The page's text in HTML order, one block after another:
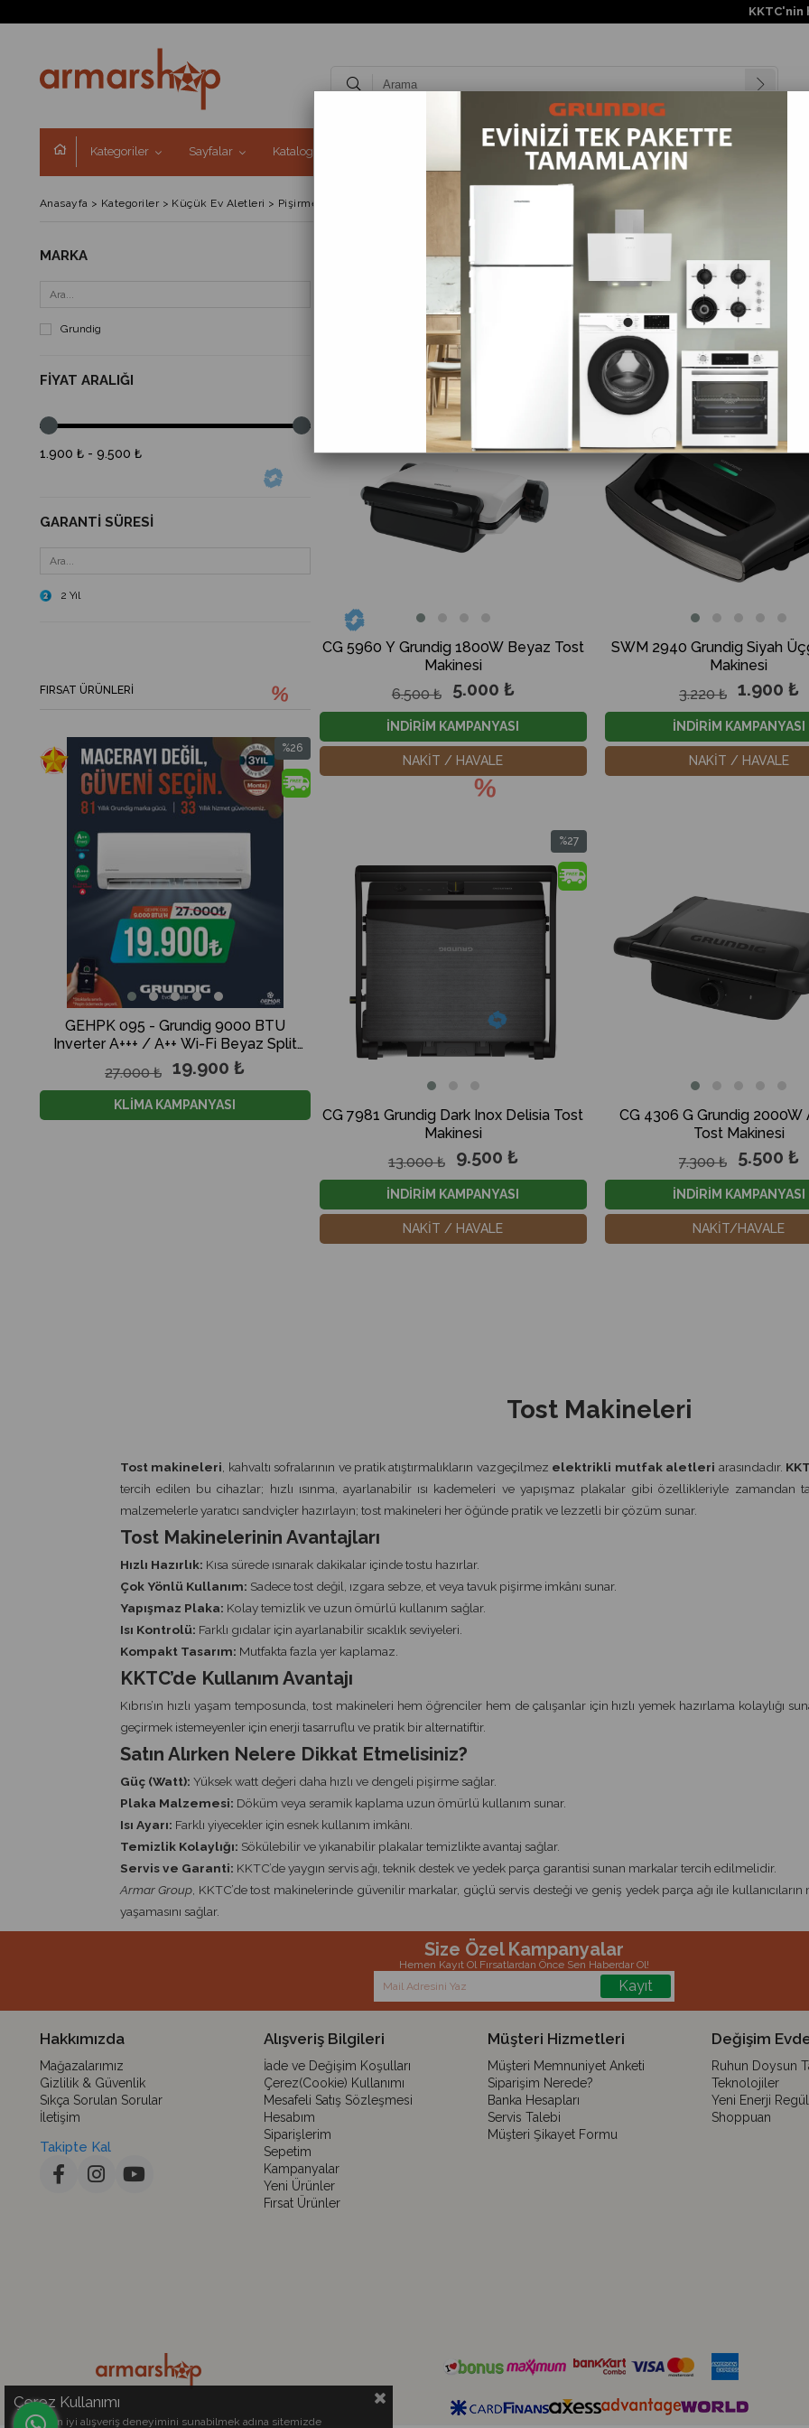
Kategoriler Sayfalar Kataloglar Teknolojiler Müşteri Hizmetleri
Anasayfa > Kategoriler> Küçük Ev Aletleri > Pişirme ve Kızartma Grubu Tost Makineleri
MARKA
Grundig
FIYAT ARALIĞI
1.900 ₺ - 9.500 ₺
GARANTI SÜRESI
2 Yıl
FIRSAT ÜRÜNLERI
GEHPK 095 - Grundig 9000 BTU
Inverter A+++ / A++ Wi-Fi Beyaz Split
Klima
19.900 ₺
27.000 ₺
%26
İndirim
%26İndirim
KLİMA KAMPANYASI
GCHPLK 120 - Grundig 12000 BTU
Inverter A+++ / A++ Wi-Fi Beyaz Split
Klima
%21
İndirim
GCHPLK 180 - Grundig
ÜRÜN ADINA GÖRE (A>Z)
CG 5960 Y Grundig 1800W Beyaz Tost
Makinesi
5.000 ₺
6.500 ₺
İNDİRİM KAMPANYASI
NAKİT / HAVALE
SWM 2940 Grundig Siyah
Makinesi
1.900 ₺
3.220 ₺
İNDİRİM KAMPANYASI
NAKİT / HAVALE
CG 7981 Grundig Dark Inox Delisia Tost
Makinesi
9.500 ₺
13.000 ₺
%27
İndirim
%27İndirim
İNDİRİM KAMPANYASI
NAKİT / HAVALE
CG 4306 G Grundig 2000W
Tost Makinesi
5.500 ₺
7.300 ₺
İNDİRİM KAMPANYASI
NAKİT/HAVALE
Tost Makineleri
Tost makineleri , kahvaltı sofralarının ve pratik atıştırmalıkların vazgeçilmez elektrikli mutfak aletleri arasındadır.
tercih edilen bu cihazlar; hızlı ısınma, ayarlanabilir ısı kademeleri ve yapışmaz plakalar gibi özellikleriyle zamandan
malzemelerle yaratıcı sandviçler hazırlayın; tost makineleri her öğünde pratik ve lezzetli bir çözüm sunar.
Tost Makinelerinin Avantajları
Hızlı Hazırlık: Kısa sürede ısınarak dakikalar içinde tostu hazırlar.
Çok Yönlü Kullanım: Sadece tost değil, ızgara sebze, et veya tavuk pişirme imkânı sunar.
Yapışmaz Plaka: Kolay temizlik ve uzun ömürlü kullanım sağlar.
Isı Kontrolü: Farklı gıdalar için ayarlanabilir sıcaklık seviyeleri.
Kompakt Tasarım: Mutfakta fazla yer kaplamaz.
KKTC’de Kullanım Avantajı
Kıbrıs’ın hızlı yaşam temposunda, tost makineleri hem öğrenciler hem de çalışanlar için hızlı yemek hazırlama kolaylığı
geçirmek istemeyenler için enerji tasarruflu ve pratik bir alternatiftir.
Satın Alırken Nelere Dikkat Etmelisiniz?
Güç (Watt): Yüksek watt değeri daha hızlı ve dengeli pişirme sağlar.
Plaka Malzemesi: Döküm veya seramik kaplama uzun ömürlü kullanım sunar.
Isı Ayarı: Farklı yiyecekler için esnek kullanım imkânı.
Temizlik Kolaylığı: Sökülebilir ve yıkanabilir plakalar temizlikte avantaj sağlar.
Servis ve Garanti: KKTC’de yaygın servis ağı, teknik destek ve yedek parça garantisi sunan markalar tercih edilmelidir.
Armar Group , KKTC’de tost makinelerinde güvenilir markalar, güçlü servis desteği ve geniş yedek parça ağı ile
yaşamasını sağlar.
Size Özel Kampanyalar
Hemen Kayıt Ol Fırsatlardan Önce Sen Haberdar Ol!
Kayıt
Hakkımızda
Mağazalarımız
Gizlilik & Güvenlik
Sıkça Sorulan Sorular
İletişim
Takipte Kal
Alışveriş Bilgileri
İade ve Değişim Koşulları
Çerez(Cookie) Kullanımı
Mesafeli Satış Sözleşmesi
Hesabım
Siparişlerim
Sepetim
Kampanyalar
Yeni Ürünler
Fırsat Ürünler
Müşteri Hizmetleri
Müşteri Memnuniyet Anketi
Siparişim Nerede?
Banka Hesapları
Servis Talebi
Müşteri Şikayet Formu
Değişim
Ruhun Doysun
Teknolojiler
Yeni Enerji
Shoppuan
KKTC'nin her
Çerez Kullanımı
Sizlere en iyi alışveriş deneyimini sunabilmek adına sitemizde